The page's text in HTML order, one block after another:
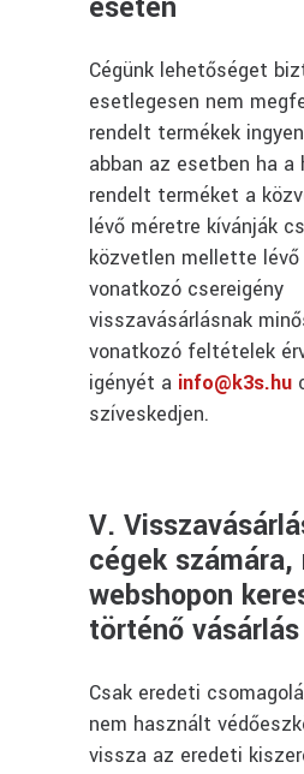
Cégünk lehetőséget
esetlegesen nem
rendelt termékek
abban az esetben ha a
rendelt terméket a
lévő méretre kívánják
közvetlen mellette lévő
vonatkozó csereigény
visszavásárlásnak
vonatkozó feltételek
igényét a info@k3s.hu
szíveskedjen.
V.
cégek számára,
webshopon
történő
Csak eredeti
nem használt
vissza az eredeti